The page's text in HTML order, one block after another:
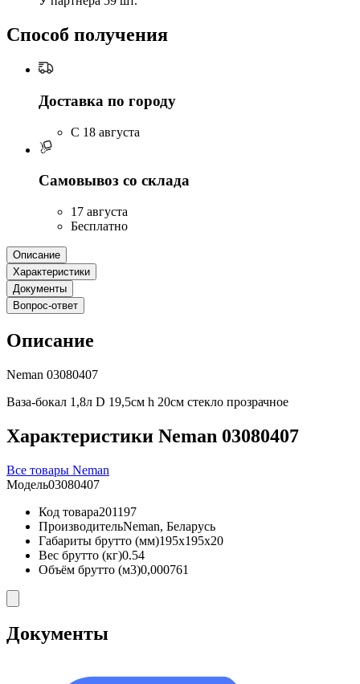
Способ получения
Доставка по городу
C 18 августа
Самовывоз со склада
17 августа
Бесплатно
Описание
Характеристики
Документы
Вопрос-ответ
Описание
Neman 03080407
Ваза-бокал 1,8л D 19,5см h 20см стекло прозрачное
Характеристики Neman 03080407
Все товары Neman
Модель03080407
Код товара201197
ПроизводительNeman, Беларусь
Габариты брутто (мм)195x195x20
Вес брутто (кг)0.54
Объём брутто (м3)0,000761
Документы